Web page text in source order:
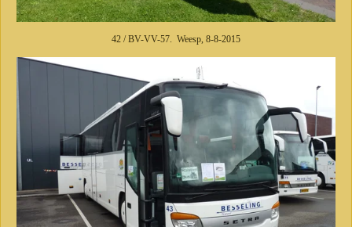
42 / BV-VV-57. Weesp, 8-8-2015